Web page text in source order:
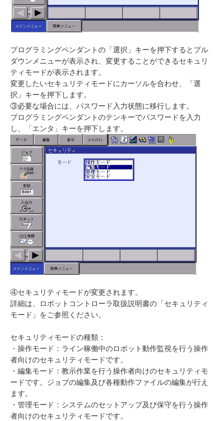
プログラミングペンダントの「選択」キーを押下するとプル
ダウンメニューが表示され、変更することができるセキュリ
ティモードが表示されます。
変更したいセキュリティモードにカーソルを合わせ、「選
択」キーを押下します。
③必要な場合には、パスワード入力状態に移行します。
プログラミングペンダントのテンキーでパスワードを入力
し、「エンタ」キーを押下します。
④セキュリティモードが変更されます。
詳細は、ロボットコントローラ取扱説明書の「セキュリティ
モード」をご参照ください。
セキュリティモードの種類：
・操作モード：ライン稼働中のロボット動作監視を行う操作
者向けのセキュリティモードです。
・編集モード：教示作業を行う操作者向けのセキュリティモ
ードです。ジョブの編集及び各種動作ファイルの編集が行え
ます。
・管理モード：システムのセットアップ及び保守を行う操作
者向けのセキュリティモードです。